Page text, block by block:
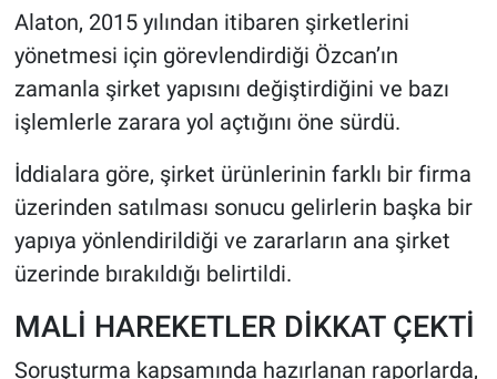
Alaton, 2015 yılından itibaren şirketlerini
yönetmesi için görevlendirdiği Özcan’ın
zamanla şirket yapısını değiştirdiğini ve bazı
işlemlerle zarara yol açtığını öne sürdü.
İddialara göre, şirket ürünlerinin farklı bir firma
üzerinden satılması sonucu gelirlerin başka bir
yapıya yönlendirildiği ve zararların ana şirket
üzerinde bırakıldığı belirtildi.
MALİ HAREKETLER DİKKAT ÇEKTİ
Soruşturma kapsamında hazırlanan raporlarda,